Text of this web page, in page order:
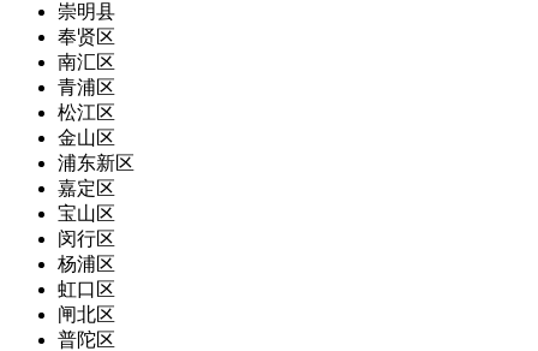
崇明县
奉贤区
南汇区
青浦区
松江区
金山区
浦东新区
嘉定区
宝山区
闵行区
杨浦区
虹口区
闸北区
普陀区